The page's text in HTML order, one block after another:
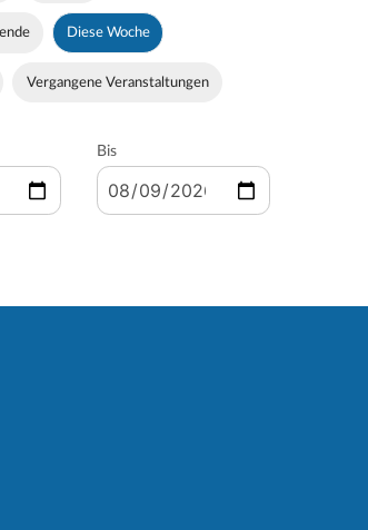
Diese Woche
Vergangene Veranstaltungen
Bis